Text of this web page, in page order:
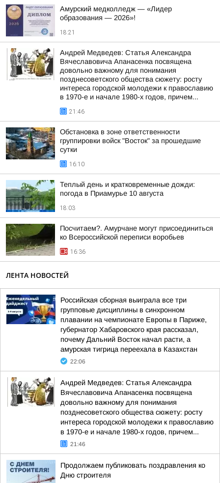
Амурский медколледж — «Лидер
образования — 2026»!
18:21
Андрей Медведев: Статья Александра
Вячеславовича Апанасенка посвящена
довольно важному для понимания
позднесоветского общества сюжету: росту
интереса городской молодежи к православию
в 1970-е и начале 1980-х годов, причем...
21:46
Обстановка в зоне ответственности
группировки войск "Восток" за прошедшие
сутки
16:10
Теплый день и кратковременные дожди:
погода в Приамурье 10 августа
18:03
Посчитаем?. Амурчане могут присоединиться
ко Всероссийской переписи воробьев
16:36
ЛЕНТА НОВОСТЕЙ
Российская сборная выиграла все три
групповые дисциплины в синхронном
плавании на чемпионате Европы в Париже,
губернатор Хабаровского края рассказал,
почему Дальний Восток начал расти, а
амурская тигрица переехала в Казахстан
22:06
Андрей Медведев: Статья Александра
Вячеславовича Апанасенка посвящена
довольно важному для понимания
позднесоветского общества сюжету: росту
интереса городской молодежи к православию
в 1970-е и начале 1980-х годов, причем...
21:46
Продолжаем публиковать поздравления ко
Дню строителя